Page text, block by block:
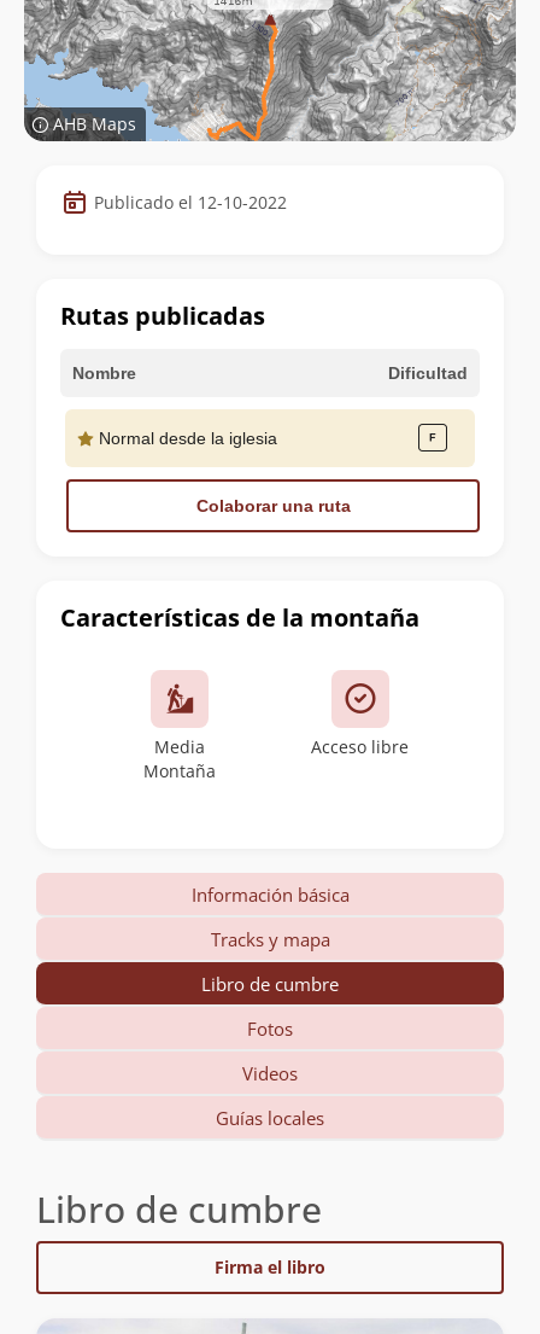
AHB Maps
Datos
de
cumbre
Publicado el 12-10-2022
Características de la montaña
Media
Montaña
Acceso libre
Rutas publicadas
Nombre Dificultad
Normal desde la iglesia
Colaborar una ruta
Información básica
Tracks y mapa
Libro de cumbre
Fotos
Videos
Guías locales
Libro de cumbre
Firma el libro